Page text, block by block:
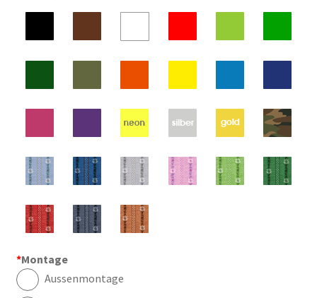
*Montage
Aussenmontage